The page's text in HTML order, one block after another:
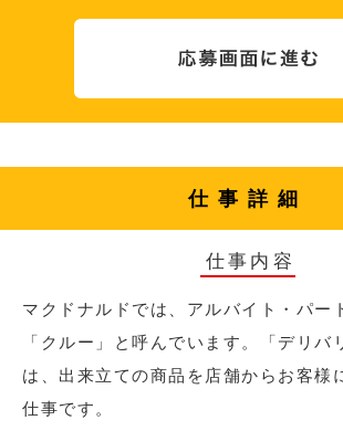
仕事詳細
仕事内容
マクドナルドでは、アルバイト・パー
「クルー」と呼んでいます。「デリバ
は、出来立ての商品を店舗からお客様
仕事です。